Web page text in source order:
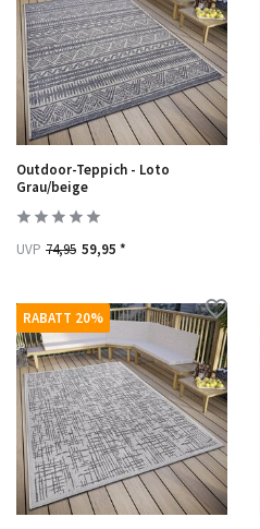
Outdoor-Teppich - Loto
Grau/beige
UVP 74,95 59,95 *
RABATT 20%